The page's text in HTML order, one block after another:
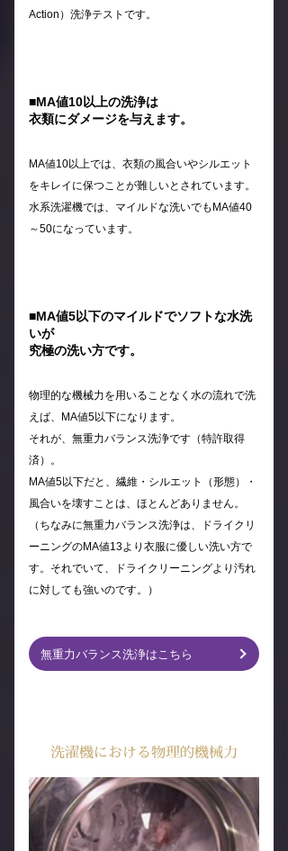
Action）洗浄テストです。
■MA値10以上の洗浄は
衣類にダメージを与えます。
MA値10以上では、衣類の風合いやシルエット
をキレイに保つことが難しいとされています。
水系洗濯機では、マイルドな洗いでもMA値40
～50になっています。
■MA値5以下のマイルドでソフトな水洗
いが
究極の洗い方です。
物理的な機械力を用いることなく水の流れで洗
えば、MA値5以下になります。
それが、無重力バランス洗浄です（特許取得
済）。
MA値5以下だと、繊維・シルエット（形態）・
風合いを壊すことは、ほとんどありません。
（ちなみに無重力バランス洗浄は、ドライクリ
ーニングのMA値13より衣服に優しい洗い方で
す。それでいて、ドライクリーニングより汚れ
に対しても強いのです。）
無重力バランス洗浄はこちら
洗濯機における物理的機械力